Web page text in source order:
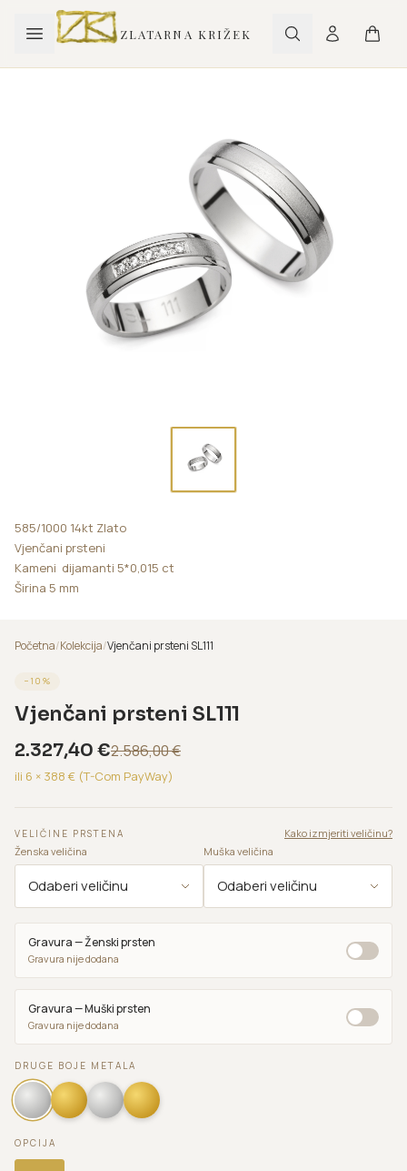
ZLATARNA KRIŽEK
585/1000 14kt Zlato
Vjenčani prsteni
Kameni dijamanti 5*0,015 ct
Širina 5 mm
Početna/Kolekcija/Vjenčani prsteni SL111
− 10 %
Vjenčani prsteni SL111
2.327,40 €2.586,00€
ili 6 × 388 € (T-Com PayWay)
VELIČINE PRSTENA
Kako izmjeriti veličinu?
Ženska veličina
Muška veličina
Gravura — Ženski prsten
Gravura nije dodana
Gravura — Muški prsten
Gravura nije dodana
DRUGE BOJE METALA
OPCIJA